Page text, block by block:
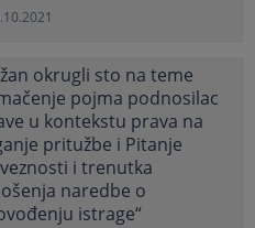
okrugli sto na teme
pojma podnosilac
u kontekstu prava na
pritužbe i Pitanje
i trenutka
naredbe o
istrage“